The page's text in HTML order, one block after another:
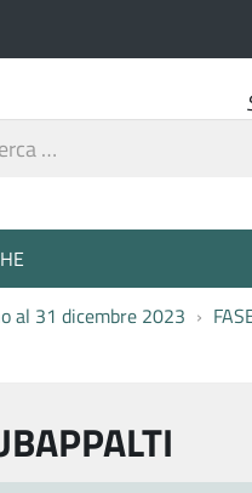
al 31 dicembre 2023